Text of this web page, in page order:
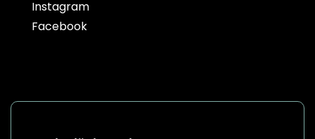
Instagram
Facebook